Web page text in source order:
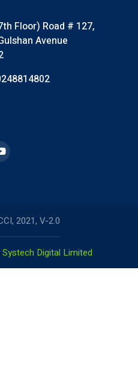
Floor) Road # 127,
Avenue
2021, V-2.0
Systech Digital Limited